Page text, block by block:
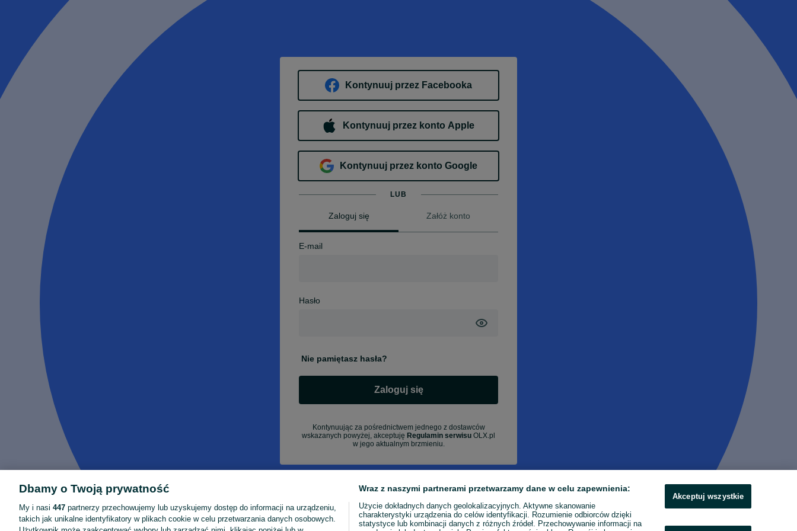
Kontynuuj przez Facebooka
Kontynuuj przez konto Apple
Kontynuuj przez konto Google
LUB
Zaloguj się Załóż konto
E-mail
Hasło
Nie pamiętasz hasła?
Zaloguj się
Kontynuując za pośrednictwem jednego z dostawców
wskazanych powyżej, akceptuję Regulamin serwisu OLX.pl
w jego aktualnym brzmieniu.
Dbamy o Twoją prywatność
My i nasi 447 partnerzy przechowujemy lub uzyskujemy dostęp do informacji na urządzeniu,
takich jak unikalne identyfikatory w plikach cookie w celu przetwarzania danych osobowych.
Wraz z naszymi partnerami przetwarzamy dane w celu zapewnienia:
Użycie dokładnych danych geolokalizacyjnych. Aktywne skanowanie
charakterystyki urządzenia do celów identyfikacji. Rozumienie odbiorców dzięki
statystyce lub kombinacji danych z różnych źródeł. Przechowywanie informacji na
Akceptuj wszystkie